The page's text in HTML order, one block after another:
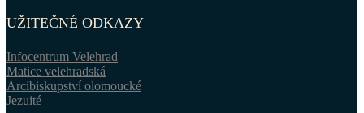
UŽITEČNÉ ODKAZY
Infocentrum Velehrad
Matice velehradská
Arcibiskupství olomoucké
Jezuité